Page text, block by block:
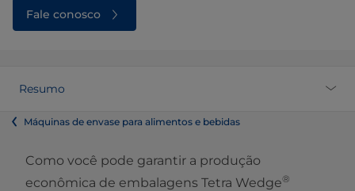
Fale conosco
Resumo
Máquinas de envase para alimentos e bebidas
Como você pode garantir a produção
econômica de embalagens Tetra Wedge®